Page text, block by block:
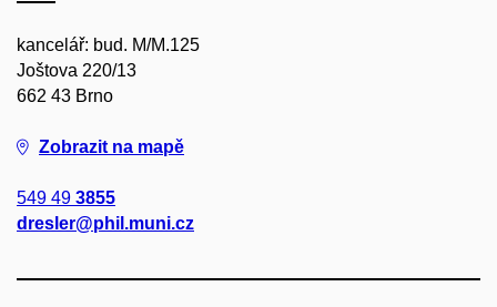
kancelář: bud. M/M.125
Joštova 220/13
662 43 Brno
Zobrazit na mapě
549 49 3855
dresler@phil.muni.cz